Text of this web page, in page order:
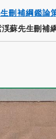
刪補綱鑑論
蘇先生刪補